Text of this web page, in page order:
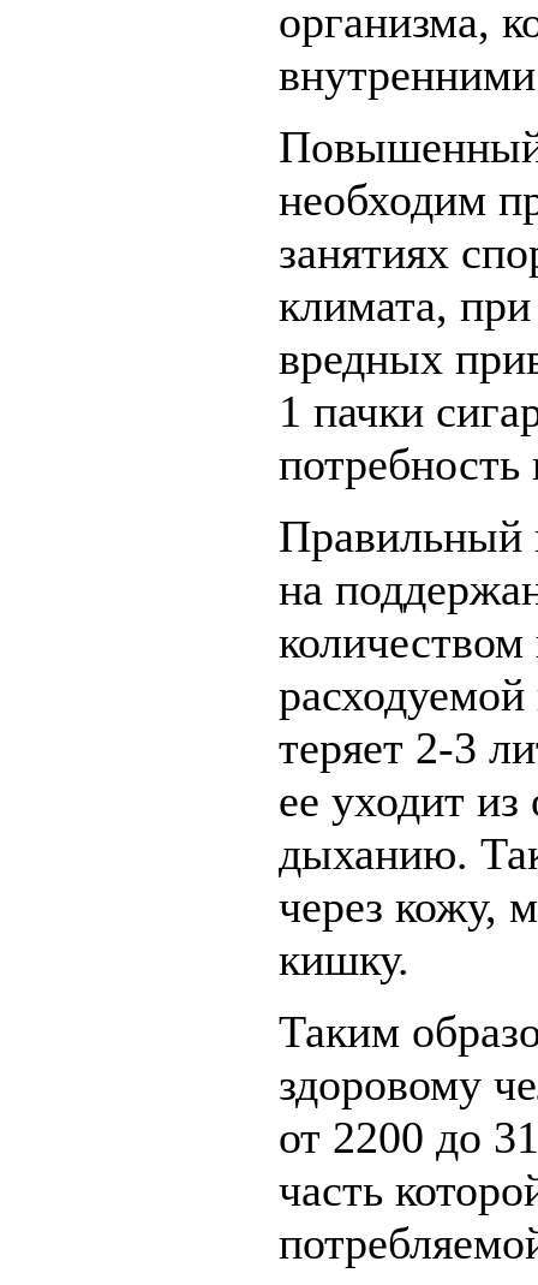
организма,
необходим
занятиях
климата,
вредных
1 пачки
Правильный
на
теряет 2-3
ее уходит из
дыханию.
через кожу,
кишку.
Таким
здоровому
от 2200 до
часть